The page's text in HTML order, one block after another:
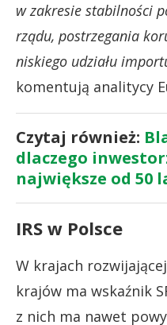
w zakresie stabilności
rządu, postrzegania
niskiego udziału
komentują analitycy
Czytaj również:
dlaczego
największe od 50
IRS w Polsce
W krajach
krajów ma wskaźnik
z nich ma nawet